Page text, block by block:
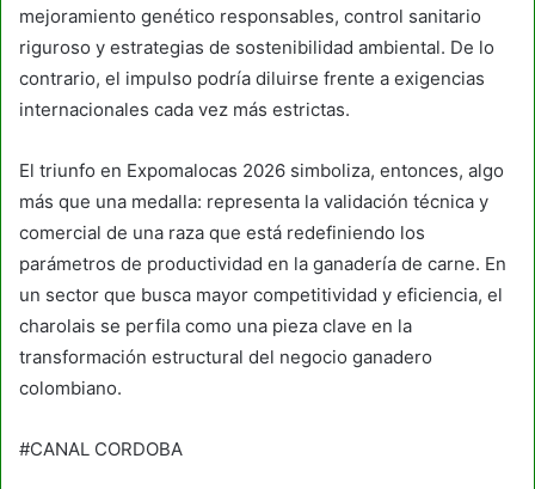
mejoramiento genético responsables, control sanitario
riguroso y estrategias de sostenibilidad ambiental. De lo
contrario, el impulso podría diluirse frente a exigencias
internacionales cada vez más estrictas.
El triunfo en Expomalocas 2026 simboliza, entonces, algo
más que una medalla: representa la validación técnica y
comercial de una raza que está redefiniendo los
parámetros de productividad en la ganadería de carne. En
un sector que busca mayor competitividad y eficiencia, el
charolais se perfila como una pieza clave en la
transformación estructural del negocio ganadero
colombiano.
#CANAL CORDOBA